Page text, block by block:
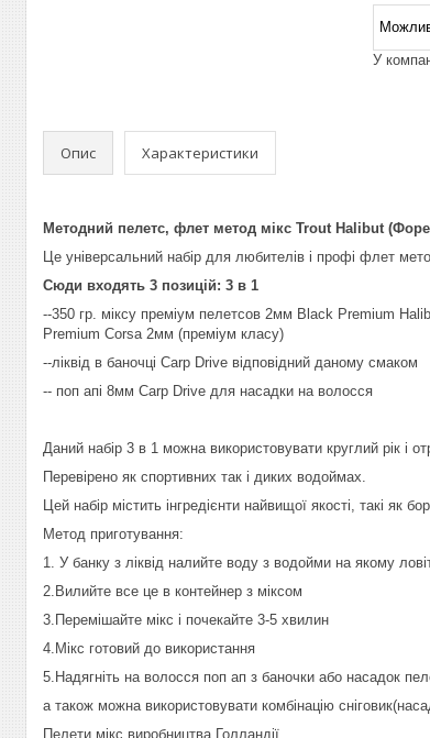
У
Опис Характеристики
Методний пелетс, флет метод мікс Trout Halibut
Це універсальний набір для любителів і профі флет
Сюди входять 3 позицій: 3 в 1
--350 гр. міксу преміум пелетсов 2мм Black Premium
Premium Corsa 2мм (преміум класу)
--ліквід в баночці Carp Drive відповідний даному смаком
-- поп апі 8мм Carp Drive для насадки на волосся
Даний набір 3 в 1 можна використовувати круглий рік і
Перевірено як спортивних так і диких водоймах.
Цей набір містить інгредієнти найвищої якості, такі як
Метод приготування:
1. У банку з ліквід налийте воду з водойми на якому
2.Вилийте все це в контейнер з міксом
3.Перемішайте мікс і почекайте 3-5 хвилин
4.Мікс готовий до використання
5.Надягніть на волосся поп ап з баночки або насадок
а також можна використовувати комбінацію
Пелети мікс виробництва Голландії